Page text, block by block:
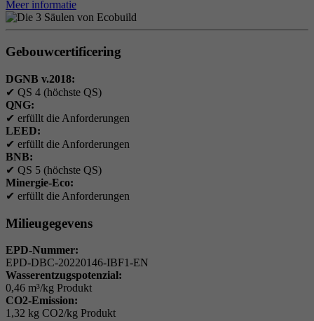
Meer informatie
Gebouwcertificering
DGNB v.2018:
✔ QS 4 (höchste QS)
QNG:
✔ erfüllt die Anforderungen
LEED:
✔ erfüllt die Anforderungen
BNB:
✔ QS 5 (höchste QS)
Minergie-Eco:
✔ erfüllt die Anforderungen
Milieugegevens
EPD-Nummer:
EPD-DBC-20220146-IBF1-EN
Wasserentzugspotenzial:
0,46 m³/kg Produkt
CO2-Emission:
1,32 kg CO2/kg Produkt